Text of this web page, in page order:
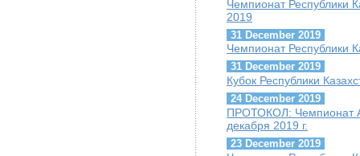
Чемпионат Республики
2019
31 December 2019
Чемпионат Республики
31 December 2019
Кубок Республики
24 December 2019
ПРОТОКОЛ: Чемпионат
декабря 2019 г.
23 December 2019